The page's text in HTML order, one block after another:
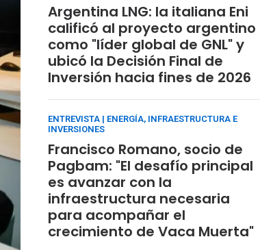
Argentina LNG: la italiana Eni
calificó al proyecto argentino
como "líder global de GNL" y
ubicó la Decisión Final de
Inversión hacia fines de 2026
ENTREVISTA | ENERGÍA, INFRAESTRUCTURA E
INVERSIONES
Francisco Romano, socio de
Pagbam: "El desafío principal
es avanzar con la
infraestructura necesaria
para acompañar el
crecimiento de Vaca Muerta"